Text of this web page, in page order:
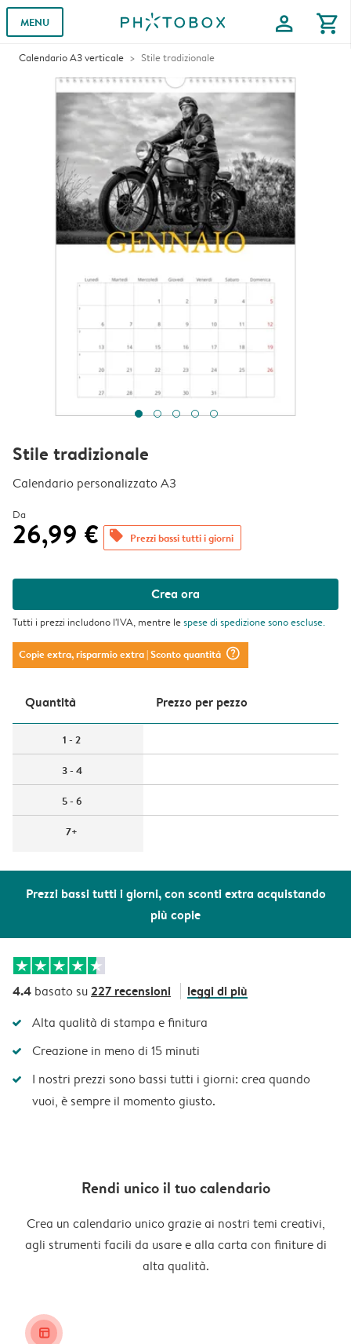
MENU profile shopping_cart
Calendario A3 verticale Stile tradizionale
Prezzi bassi tutti i giorni, con sconti extra acquistando
più copie
Stile tradizionale
Calendario personalizzato A3
Da
26,99 € offers Prezzi bassi tutti i giorni
Crea ora
Tutti i prezzi includono l'IVA, mentre lespese di spedizionesono escluse.
Copie extra, risparmio extra| Sconto quantità question_mark_circle
Quantità Prezzo per pezzo
1 - 2
3 - 4
5 - 6
7+
4.4 basato su227 recensioni leggi di più
Alta qualità di stampa e finitura
Creazione in meno di 15 minuti
I nostri prezzi sono bassi tutti i giorni: crea quando
vuoi, è sempre il momento giusto.
Rendi unico il tuo calendario
Crea un calendario unico grazie ai nostri temi creativi,
agli strumenti facili da usare e alla carta con finiture di
alta qualità.
layout_alt